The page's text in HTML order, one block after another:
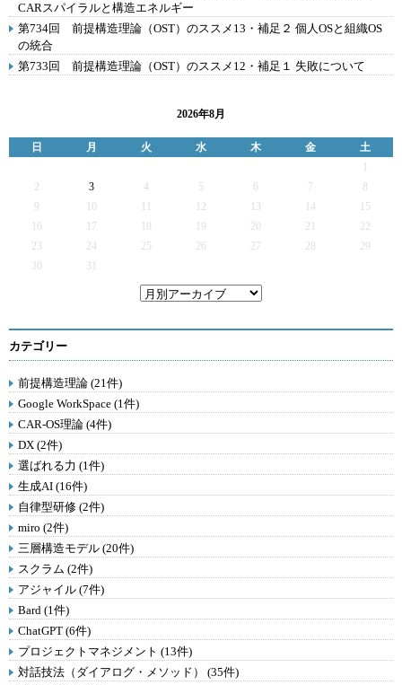
CARスパイラルと構造エネルギー
第734回 前提構造理論（OST）のススメ13・補足２ 個人OSと組織OS
の統合
第733回 前提構造理論（OST）のススメ12・補足１ 失敗について
2026年8月
日 月 火 水 木 金
土
2
3 4 5 6 7
9
12 13 14
15
16
17 19 20 21
22
23
24 25 26 27 28
29
30
31
カテゴリー
前提構造理論 (21件)
Google WorkSpace (1件)
CAR-OS理論 (4件)
DX (2件)
選ばれる力 (1件)
生成AI (16件)
自律型研修 (2件)
miro (2件)
三層構造モデル (20件)
スクラム (2件)
アジャイル (7件)
Bard (1件)
ChatGPT (6件)
プロジェクトマネジメント (13件)
対話技法（ダイアログ・メソッド） (35件)